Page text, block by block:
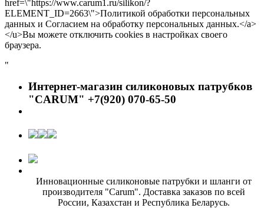
href=\"https://www.carum1.ru/silikon/?
ELEMENT_ID=2663\">Политикой обработки персональных
данных и Согласием на обработку персональных данных.</a>
</u>Вы можете отключить cookies в настройках своего
браузера.
"
Интернет-магазин силиконовых патрубков
"CARUM" +7(920) 070-65-50
Инновационные силиконовые патрубки и шланги от
производителя "Carum". Доставка заказов по всей
России, Казахстан и Республика Беларусь.